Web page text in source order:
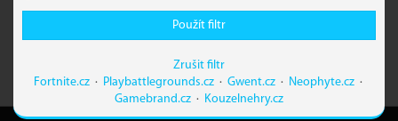
Použít filtr
Zrušit filtr
Fortnite.cz· Playbattlegrounds.cz· Gwent.cz· Neophyte.cz·
Gamebrand.cz · Kouzelnehry.cz